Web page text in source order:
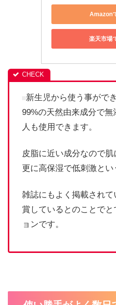
Amazon
楽天市場
新生児から使う事がで
99%の天然由来成分で
人も使用できます。
皮脂に近い成分なので肌
更に高保湿で低刺激とい
雑誌にもよく掲載され
賞しているとのことで
ョンです。